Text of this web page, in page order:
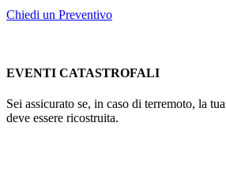
Chiedi un Preventivo
EVENTI CATASTROFALI
Sei assicurato se, in caso di terremoto, la
deve essere ricostruita.